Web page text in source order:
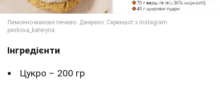
Інгредієнти
Цукро – 200 гр